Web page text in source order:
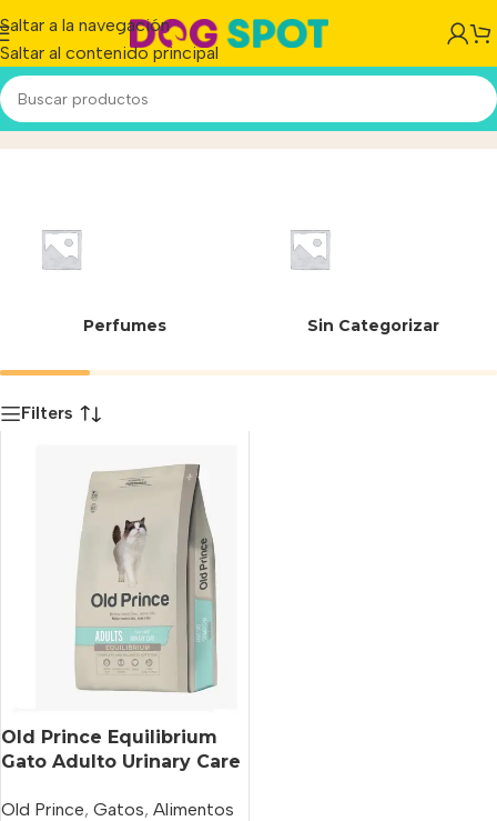
Saltar a la navegación
Saltar al contenido principal
7798088562871Inicio/Producto
Perfumes Sin Categorizar
Filters
Old Prince Equilibrium
Gato Adulto Urinary Care
Old Prince, Gatos, Alimentos